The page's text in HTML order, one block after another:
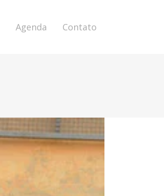
Agenda Contato